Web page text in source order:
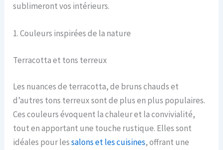
sublimeront vos intérieurs.
1. Couleurs inspirées de la nature
Terracotta et tons terreux
Les nuances de terracotta, de bruns chauds et
d’autres tons terreux sont de plus en plus populaires.
Ces couleurs évoquent la chaleur et la convivialité,
tout en apportant une touche rustique. Elles sont
idéales pour lessalons et les cuisines, offrant une